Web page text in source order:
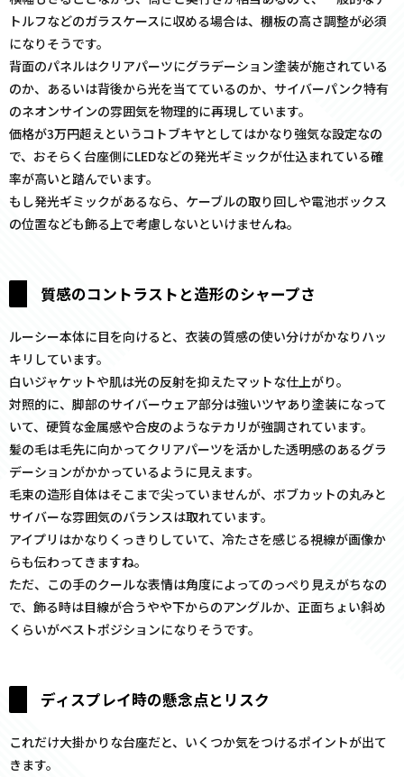
トルフなどのガラスケースに収める場合は、棚板の高さ調整が必須
になりそうです。
背面のパネルはクリアパーツにグラデーション塗装が施されている
のか、あるいは背後から光を当てているのか、サイバーパンク特有
のネオンサインの雰囲気を物理的に再現しています。
価格が3万円超えというコトブキヤとしてはかなり強気な設定なの
で、おそらく台座側にLEDなどの発光ギミックが仕込まれている確
率が高いと踏んでいます。
もし発光ギミックがあるなら、ケーブルの取り回しや電池ボックス
の位置なども飾る上で考慮しないといけませんね。
質感のコントラストと造形のシャープさ
ルーシー本体に目を向けると、衣装の質感の使い分けがかなりハッ
キリしています。
白いジャケットや肌は光の反射を抑えたマットな仕上がり。
対照的に、脚部のサイバーウェア部分は強いツヤあり塗装になって
いて、硬質な金属感や合皮のようなテカリが強調されています。
髪の毛は毛先に向かってクリアパーツを活かした透明感のあるグラ
デーションがかかっているように見えます。
毛束の造形自体はそこまで尖っていませんが、ボブカットの丸みと
サイバーな雰囲気のバランスは取れています。
アイプリはかなりくっきりしていて、冷たさを感じる視線が画像か
らも伝わってきますね。
ただ、この手のクールな表情は角度によってのっぺり見えがちなの
で、飾る時は目線が合うやや下からのアングルか、正面ちょい斜め
くらいがベストポジションになりそうです。
ディスプレイ時の懸念点とリスク
これだけ大掛かりな台座だと、いくつか気をつけるポイントが出て
きます。